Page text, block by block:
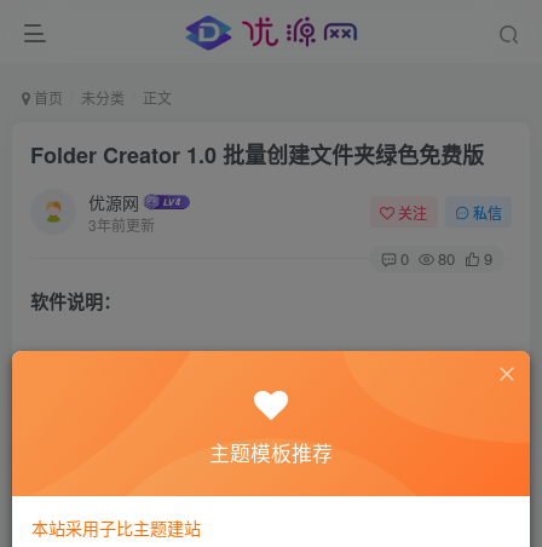
首页 未分类 正文
Folder Creator 1.0 批量创建文件夹绿色免费版
优源网
3年前更新
关注 私信
0 80 9
软件说明：
Folder Creator是用以Windows的简易批量文件夹创建器，该
源代码是用C 4.0与.NET架构4.0和WinForms撰写的，应用
软件截图：
主题模板推荐
本站采用子比主题建站